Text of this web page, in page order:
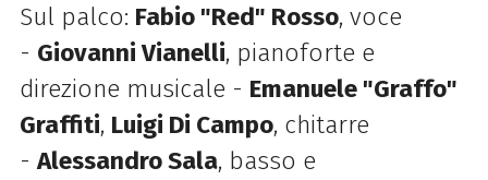
Sul palco: Fabio "Red" Rosso, voce
- Giovanni Vianelli, pianoforte e
direzione musicale - Emanuele "Graffo"
Graffiti, Luigi Di Campo, chitarre
-Alessandro Sala, basso e